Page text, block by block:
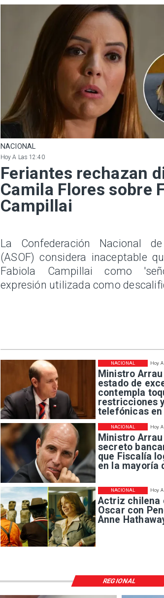
Hoy A
Ministro
estado de
contempla
restricciones
telefónicas
NACIONAL
Hoy A
Ministro
secreto
que Fiscalía
en la mayoría
NACIONAL
Hoy A
Actriz chilena
Oscar con
Anne
NACIONAL
NACIONAL
Hoy A Las 12:40
Feriantes rechazan
Camila Flores sobre
Campillai
La Confederación Nacional
(ASOF) considera inaceptable
Fabiola Campillai como
expresión utilizada como
REGIONAL